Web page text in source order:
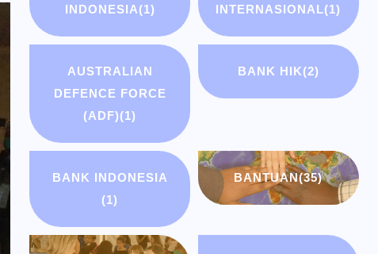
INDONESIA(1)
INTERNASIONAL(1)
AUSTRALIAN
DEFENCE FORCE
(ADF)(1)
BANK HIK(2)
BANK INDONESIA
(1)
BANTUAN(35)